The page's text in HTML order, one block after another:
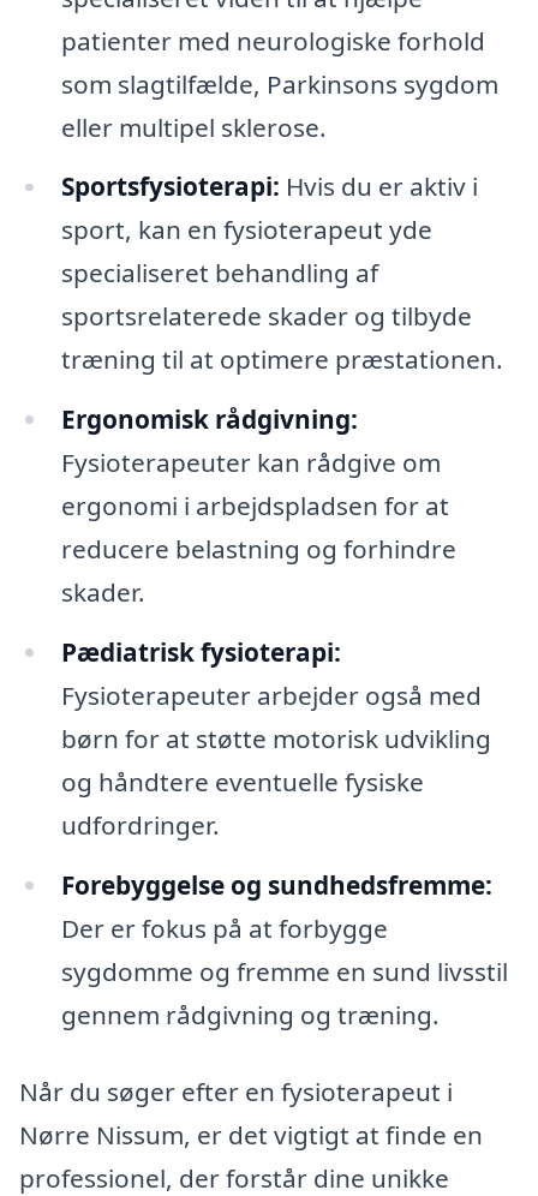
patienter med neurologiske forhold
som slagtilfælde, Parkinsons sygdom
eller multipel sklerose.
Sportsfysioterapi: Hvis du er aktiv i
sport, kan en fysioterapeut yde
specialiseret behandling af
sportsrelaterede skader og tilbyde
træning til at optimere præstationen.
Ergonomisk rådgivning:
Fysioterapeuter kan rådgive om
ergonomi i arbejdspladsen for at
reducere belastning og forhindre
skader.
Pædiatrisk fysioterapi:
Fysioterapeuter arbejder også med
børn for at støtte motorisk udvikling
og håndtere eventuelle fysiske
udfordringer.
Forebyggelse og sundhedsfremme:
Der er fokus på at forbygge
sygdomme og fremme en sund livsstil
gennem rådgivning og træning.
Når du søger efter en fysioterapeut i
Nørre Nissum, er det vigtigt at finde en
professionel, der forstår dine unikke